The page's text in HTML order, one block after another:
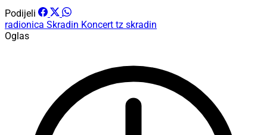
Podijeli
radionica Skradin Koncert tz skradin
Oglas